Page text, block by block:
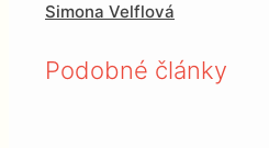
Simona Velflová
Podobné články